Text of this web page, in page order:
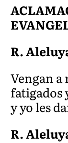
R.
Vengan a
fatigados
y yo les
R.